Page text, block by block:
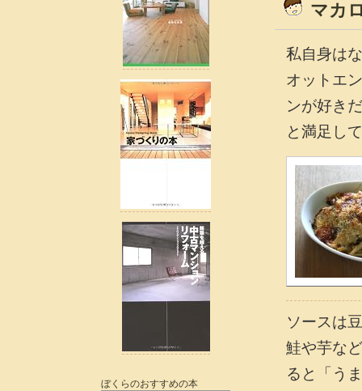
マカ
私自身は
オットエ
ンが好き
と満足し
ソースは
鮭や芋な
ると「う
ぼくらのおすすめの本